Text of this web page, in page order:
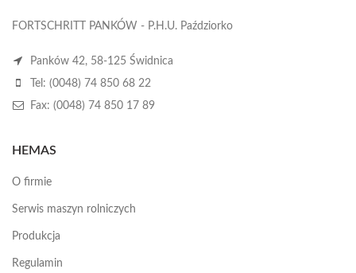
FORTSCHRITT PANKÓW - P.H.U. Paździorko
Panków 42, 58-125 Świdnica
Tel: (0048) 74 850 68 22
Fax: (0048) 74 850 17 89
HEMAS
O firmie
Serwis maszyn rolniczych
Produkcja
Regulamin